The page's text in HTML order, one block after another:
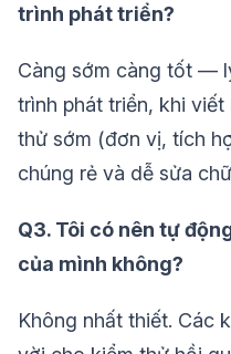
trình phát triển?
Càng sớm càng tốt —
trình phát triển, khi
thử sớm (đơn vị, tích
chúng rẻ và dễ sửa
Q3. Tôi có nên tự
của mình không?
Không nhất thiết. Các